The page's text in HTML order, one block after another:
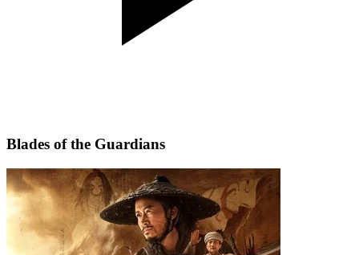
Blades of the Guardians